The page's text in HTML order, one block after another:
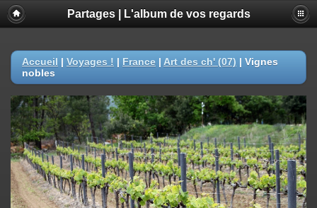
Partages | L'album de vos regards
Accueil | Voyages ! | France | Art des ch' (07) | Vignes
nobles